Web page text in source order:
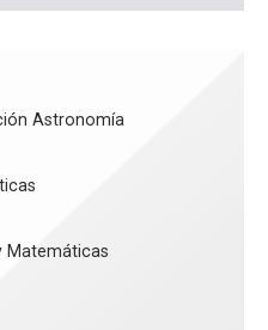
Astronomía
Matemáticas